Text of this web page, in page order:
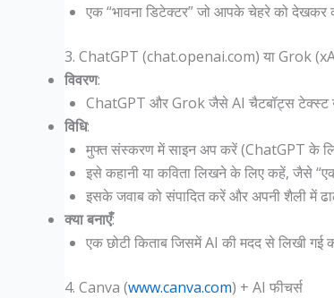
एक “भावना डिटेक्टर” जो आपके चेहरे को देखकर
3. ChatGPT (chat.openai.com) या Grok (xAI
विवरण:
ChatGPT और Grok जैसे AI चैटबॉट्स टेक्स्ट
विधि:
मुफ्त संस्करण में साइन अप करें (ChatGPT के
इसे कहानी या कविता लिखने के लिए कहें, जैसे
इसके जवाब को संपादित करें और अपनी शैली में
क्या बनाएँ:
एक छोटी किताब जिसमें AI की मदद से लिखी गई
4. Canva (www.canva.com) + AI फीचर्स